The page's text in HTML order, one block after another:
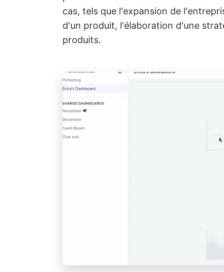
cas, tels que l'expansion de
d'un produit, l'élaboration d'une
produits.